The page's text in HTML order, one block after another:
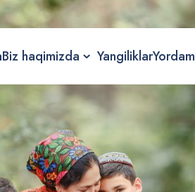
Biz haqimizda YangiliklarYordam